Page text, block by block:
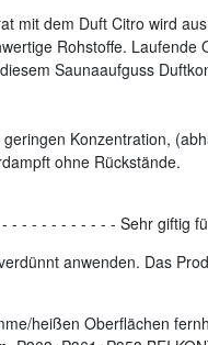
mit dem Duft Citro wird
Rohstoffe. Laufende
Saunaaufguss
Konzentration,
ohne Rückstände.
- - - - - - - - - - - - Sehr giftig
anwenden. Das
heißen Oberflächen